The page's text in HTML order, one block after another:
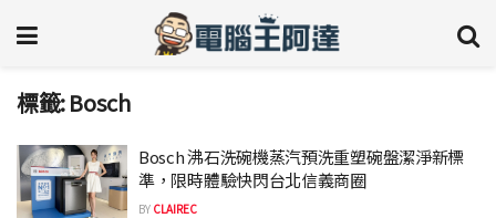
標籤:Bosch
Bosch 沸石洗碗機蒸汽預洗重塑碗盤潔淨新標
準，限時體驗快閃台北信義商圈
BY CLAIREC